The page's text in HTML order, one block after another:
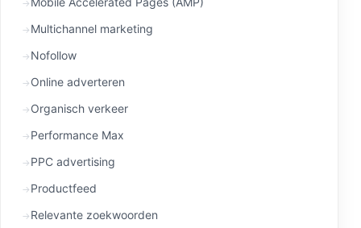
Multichannel marketing
Nofollow
Online adverteren
Organisch verkeer
Performance Max
PPC advertising
Productfeed
Relevante zoekwoorden